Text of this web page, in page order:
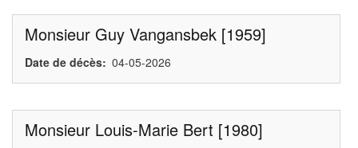
Monsieur Guy Vangansbek [1959]
Date de décès 04-05-2026
Monsieur Louis-Marie Bert [1980]